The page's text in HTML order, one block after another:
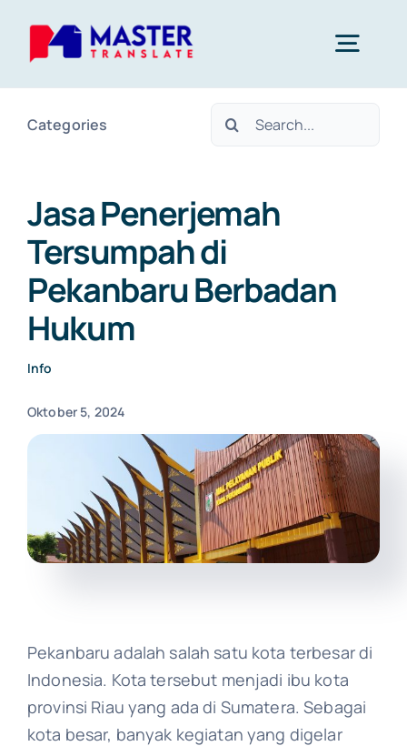
Home
About Us
Categories
Search
Jasa Penerjemah
Tersumpah di
Pekanbaru Berbadan
Hukum
Info
Oktober 5, 2024
Pekanbaru adalah salah satu kota terbesar di
Indonesia. Kota tersebut menjadi ibu kota
provinsi Riau yang ada di Sumatera. Sebagai
kota besar, banyak kegiatan yang digelar